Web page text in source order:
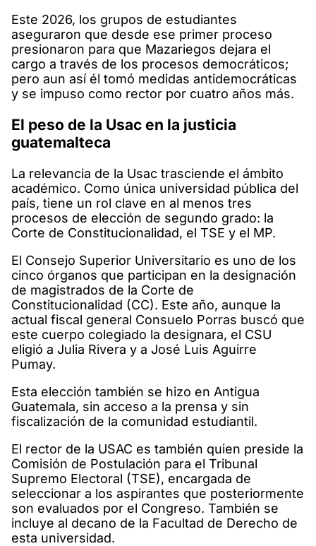
Este 2026, los grupos de estudiantes
aseguraron que desde ese primer proceso
presionaron para que Mazariegos dejara el
cargo a través de los procesos democráticos;
pero aun así él tomó medidas antidemocráticas
y se impuso como rector por cuatro años más.
El peso de la Usac en la justicia
guatemalteca
La relevancia de la Usac trasciende el ámbito
académico. Como única universidad pública del
país, tiene un rol clave en al menos tres
procesos de elección de segundo grado: la
Corte de Constitucionalidad, el TSE y el MP.
El Consejo Superior Universitario es uno de los
cinco órganos que participan en la designación
de magistrados de la Corte de
Constitucionalidad (CC). Este año, aunque la
actual fiscal general Consuelo Porras buscó que
este cuerpo colegiado la designara, el CSU
eligió a Julia Rivera y a José Luis Aguirre
Pumay.
Esta elección también se hizo en Antigua
Guatemala, sin acceso a la prensa y sin
fiscalización de la comunidad estudiantil.
El rector de la USAC es también quien preside la
Comisión de Postulación para el Tribunal
Supremo Electoral (TSE), encargada de
seleccionar a los aspirantes que posteriormente
son evaluados por el Congreso. También se
incluye al decano de la Facultad de Derecho de
esta universidad.